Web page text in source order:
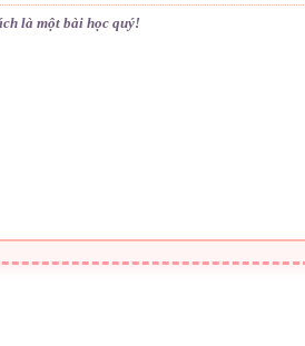
là một bài học quý!